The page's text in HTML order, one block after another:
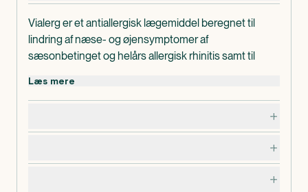
Vialerg er et antiallergisk lægemiddel beregnet til
lindring af næse- og øjensymptomer af
sæsonbetinget og helårs allergisk rhinitis samt til
Vialerg bør ikke gives til børn under 6 år uden lægens
anvisning.
inden du tager medicinen. Hvis du er i tvivl, om du må
Læs mere